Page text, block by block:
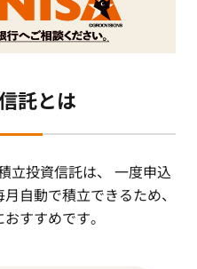
託とは
立投資信託は、
一度申込
自動で積立できるため、
すすめです。